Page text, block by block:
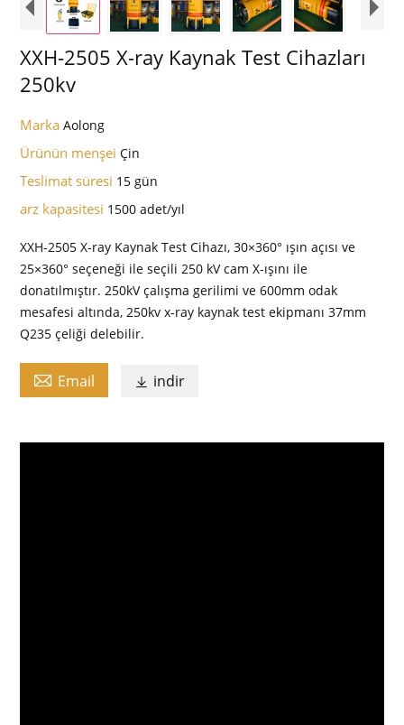
XXH-2505 X-ray Kaynak Test Cihazları
250kv
MarkaAolong
Ürünün menşeiÇin
Teslimat süresi 15 gün
arz kapasitesi 1500 adet/yıl
XXH-2505 X-ray Kaynak Test Cihazı, 30×360° ışın açısı ve
25×360° seçeneği ile seçili 250 kV cam X-ışını ile
donatılmıştır. 250kV çalışma gerilimi ve 600mm odak
mesafesi altında, 250kv x-ray kaynak test ekipmanı 37mm
Q235 çeliği delebilir.
 Email  indir